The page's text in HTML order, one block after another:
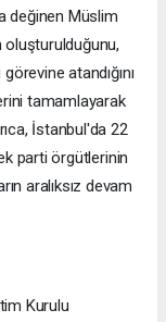
değinen Müslim
oluşturulduğunu,
atandığını
tamamlayarak
İstanbul'da 22
parti örgütlerinin
aralıksız devam
Kurulu